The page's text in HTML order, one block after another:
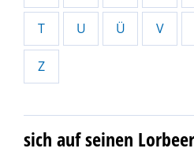
T U Ü V
Z
sich auf seinen